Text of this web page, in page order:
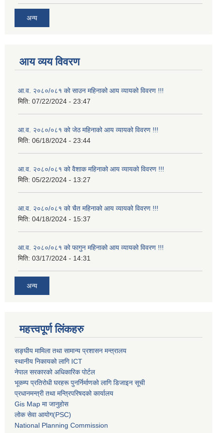
अन्य
आय व्यय विवरण
आ.व. २०८०/०८१ को साउन महिनाको आय व्यायको विवरण !!!
मिति: 07/22/2024 - 23:47
आ.व. २०८०/०८१ को जेठ महिनाको आय व्यायको विवरण !!!
मिति: 06/18/2024 - 23:44
आ.व. २०८०/०८१ को वैशाक महिनाको आय व्यायको विवरण !!!
मिति: 05/22/2024 - 13:27
आ.व. २०८०/०८१ को चैत महिनाको आय व्यायको विवरण !!!
मिति: 04/18/2024 - 15:37
आ.व. २०८०/०८१ को फागुन महिनाको आय व्यायको विवरण !!!
मिति: 03/17/2024 - 14:31
अन्य
महत्त्वपूर्ण लिंकहरु
सङ्घीय मामिला तथा सामान्य प्रशासन मन्त्रालय
स्थानीय निकायको लागि ICT
नेपाल सरकारको अधिकारिक पोर्टल
भूकम्प प्रतिरोधी घरहरू पुनर्निर्माणको लागि डिजाइन सूची
प्रधानमन्त्री तथा मन्त्रिपरिषदको कार्यालय
Gis Map मा जानुहोस
लोक सेवा आयोग(PSC)
National Planning Commission